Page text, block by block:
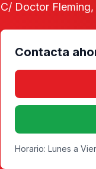
C/ Doctor
Contacta
Horario: Lunes a